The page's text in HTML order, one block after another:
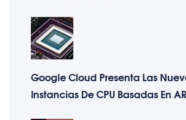
Google Cloud Presenta Las
Instancias De CPU Basadas En